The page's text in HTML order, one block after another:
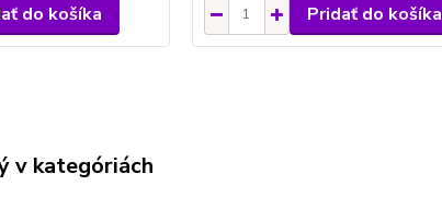
do košíka Pridať do košíka
v kategóriách